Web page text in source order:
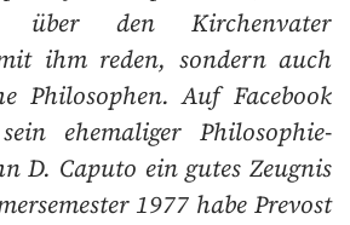
den Kirchenvater
ihm reden, sondern auch
Philosophen. Auf Facebook
ehemaliger Philosophie-
D. Caputo ein gutes Zeugnis
1977 habe Prevost